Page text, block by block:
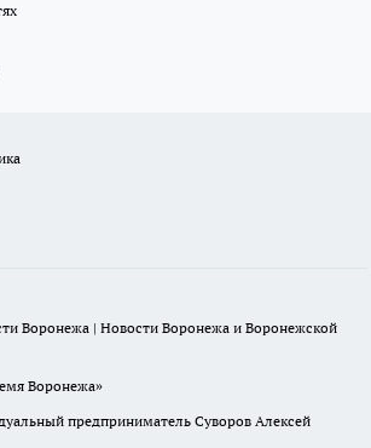
Воронежа | Новости Воронежа и Воронежской
Воронежа»
предприниматель Суворов Алексей